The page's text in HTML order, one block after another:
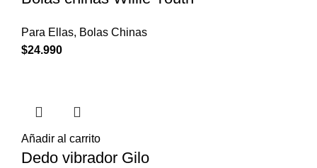
Para Ellas, Bolas Chinas
$24.990
Añadir al carrito
Dedo vibrador Gilo